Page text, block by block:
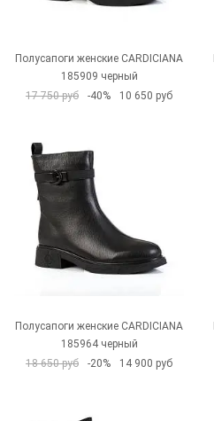
Полусапоги женские CARDICIANA
185909 черный
17 750 руб
-40% 10 650 руб
Полусапоги женские CARDICIANA
185964 черный
18 650 руб
-20% 14 900 руб